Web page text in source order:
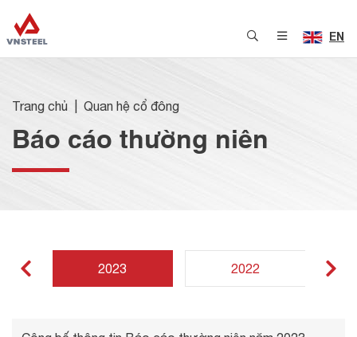
EN
Trang chủ Quan hệ cổ đông
Báo cáo thường niên
2023 2022